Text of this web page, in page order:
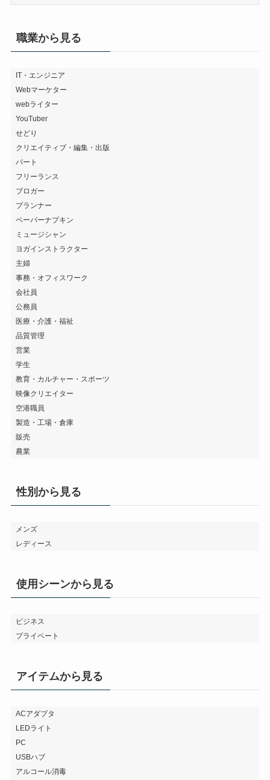
バ
ン
探
す
職業から見る
IT・エンジニア
Webマーケター
webライター
YouTuber
せどり
クリエイティブ・編集・出版
パート
フリーランス
ブロガー
プランナー
ペーパーナプキン
ミュージシャン
ヨガインストラクター
主婦
事務・オフィスワーク
会社員
公務員
医療・介護・福祉
品質管理
営業
学生
教育・カルチャー・スポーツ
映像クリエイター
空港職員
製造・工場・倉庫
販売
農業
性別から見る
メンズ
レディース
使用シーンから見る
ビジネス
プライベート
アイテムから見る
ACアダプタ
LEDライト
PC
USBハブ
アルコール消毒